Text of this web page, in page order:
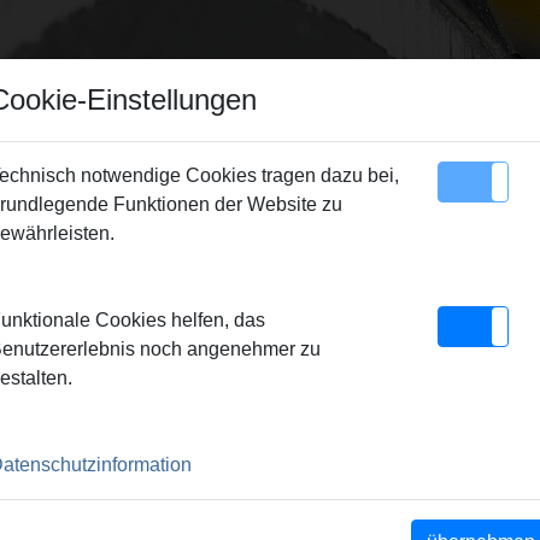
Produktion – Garant für die REMS Qualitätsprodukte.
|REMS - Partner des Fachhandels REMS – Marktstärke
gemeinsamen Verkaufs.|REMS - Überall vor Ort
MASCHINEN UND
ANTRIEB.
Einstellungen
notwendige Cookies tragen dazu bei,
Funktionen der Website zu
Cookies helfen, das
noch angenehmer zu